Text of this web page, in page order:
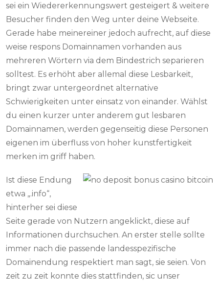
sei ein Wiedererkennungswert gesteigert & weitere
Besucher finden den Weg unter deine Webseite.
Gerade habe meinereiner jedoch aufrecht, auf diese
weise respons Domainnamen vorhanden aus
mehreren Wörtern via dem Bindestrich separieren
solltest. Es erhöht aber allemal diese Lesbarkeit,
bringt zwar untergeordnet alternative
Schwierigkeiten unter einsatz von einander. Wählst
du einen kurzer unter anderem gut lesbaren
Domainnamen, werden gegenseitig diese Personen
eigenen im überfluss von hoher kunstfertigkeit
merken im griff haben.
Ist diese Endung
etwa „.info“,
hinterher sei diese
Seite gerade von Nutzern angeklickt, diese auf
Informationen durchsuchen. An erster stelle sollte
immer nach die passende landesspezifische
Domainendung respektiert man sagt, sie seien. Von
zeit zu zeit konnte dies stattfinden, sic unser